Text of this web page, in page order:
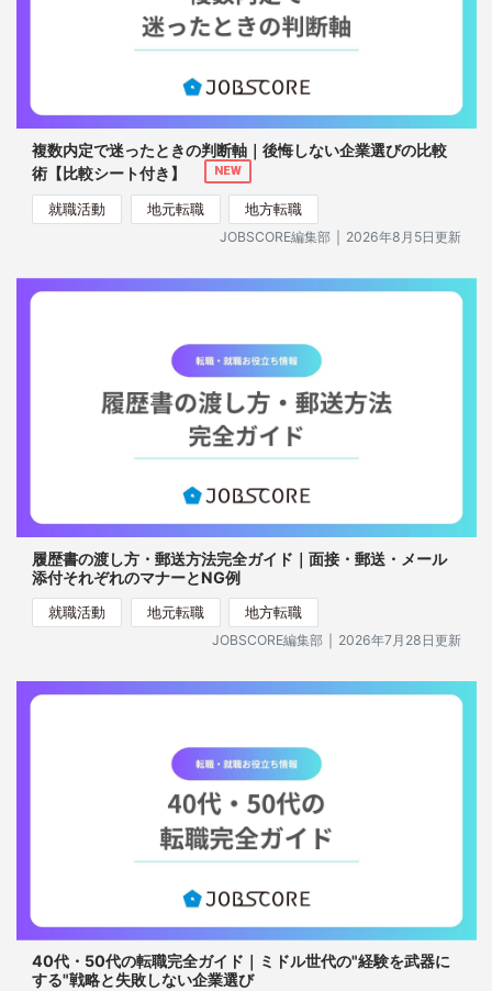
複数内定で迷ったときの判断軸｜後悔しない企業選びの比較
術【比較シート付き】
NEW
就職活動 地元転職
地方転職
JOBSCORE編集部 ｜ 2026年8月5日更新
履歴書の渡し方・郵送方法完全ガイド｜面接・郵送・メール
添付それぞれのマナーとNG例
就職活動 地元転職
地方転職
JOBSCORE編集部 ｜ 2026年7月28日更新
40代・50代の転職完全ガイド｜ミドル世代の"経験を武器に
する"戦略と失敗しない企業選び